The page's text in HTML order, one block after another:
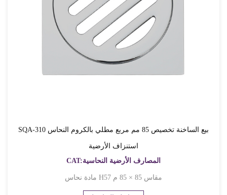
SQA-310 بيع الساخنة تخصيص 85 مم مربع مطلي بالكروم النحاس
استنزاف الأرضية
CAT:المصارف الأرضية النحاسية
مادة نحاس H57 مقاس 85 × 85 م